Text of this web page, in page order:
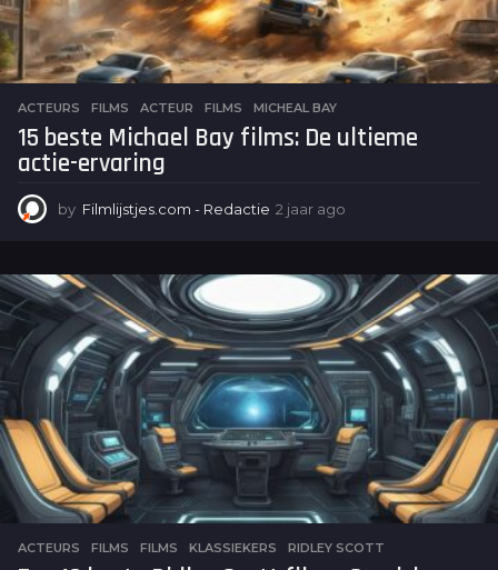
ACTEURS ,FILMS ACTEUR ,FILMS ,MICHEAL BAY
15 beste Michael Bay films: De ultieme
actie-ervaring
by Filmlijstjes.com - Redactie 2 jaar ago
a
r
a
g
o
ACTEURS ,FILMS FILMS ,KLASSIEKERS ,RIDLEY SCOTT